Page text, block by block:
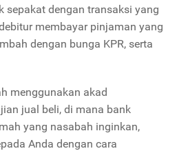
sepakat dengan transaksi yang
membayar pinjaman yang
dengan bunga KPR, serta
menggunakan akad
jual beli, di mana bank
yang nasabah inginkan,
Anda dengan cara